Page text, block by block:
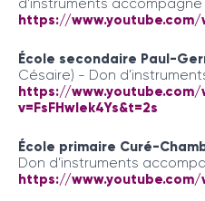
d’instruments
https://www.youtube.com/
École secondaire Paul-
Césaire) - Don
https://www.youtube.com/
v=FsFHwlek4Ys&t=2s
École primaire Curé-
Don d’instruments
https://www.youtube.com/